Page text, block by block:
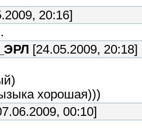
20:16]
[24.05.2009, 20:18]
хорошая)))
00:10]